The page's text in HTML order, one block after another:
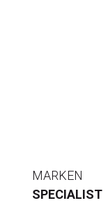
MARKEN
SPECIALIST